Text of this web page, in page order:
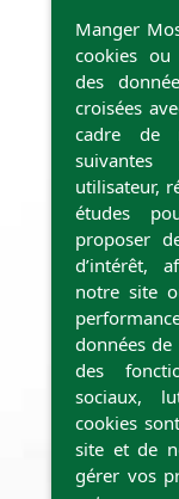
Manger
cookies ou
des
croisées
cadre de
utilisateur,
études
proposer
d’intérêt,
notre site
données
des
sociaux,
cookies
site et de
gérer vos